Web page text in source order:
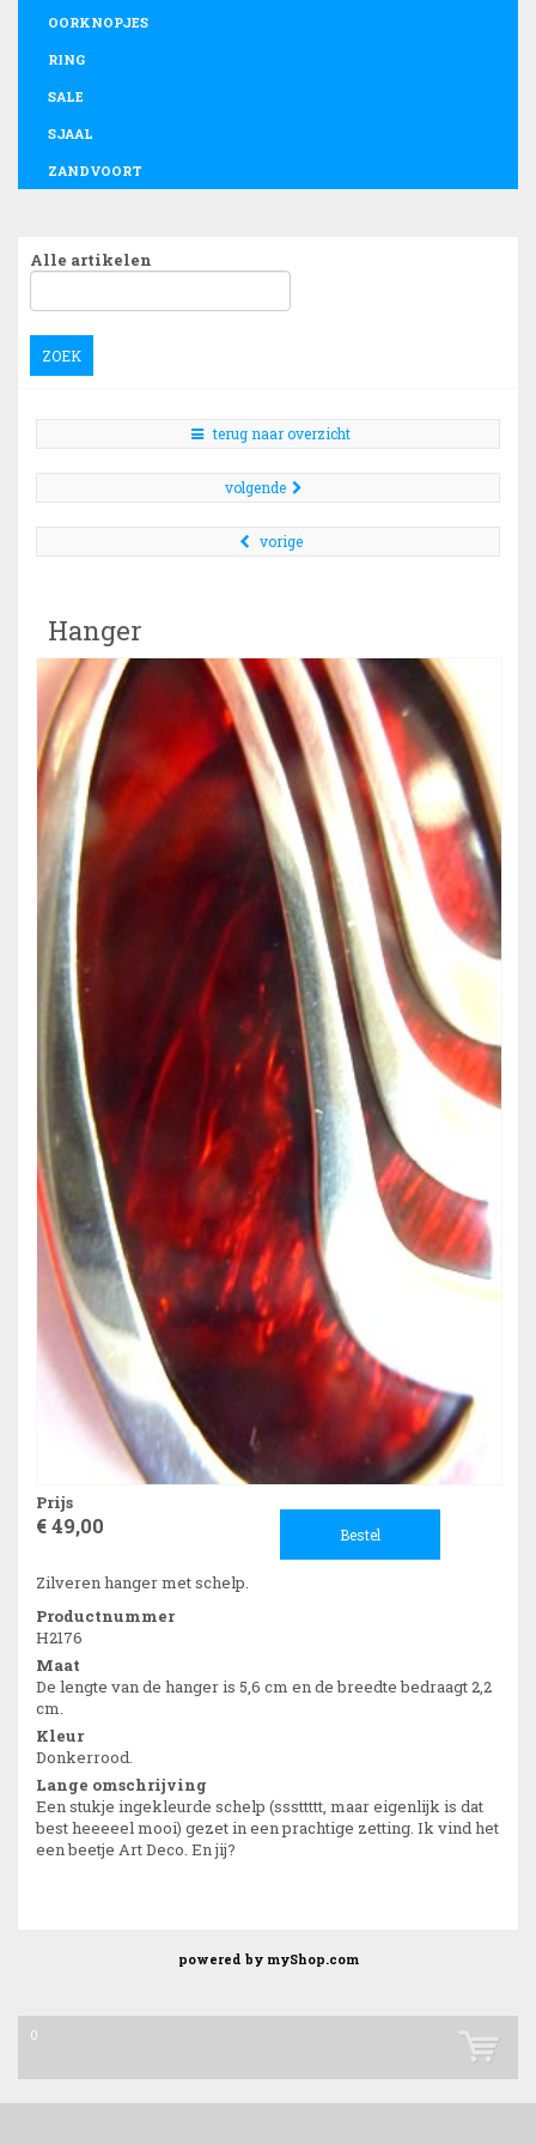
OORKNOPJES
RING
SALE
SJAAL
ZANDVOORT
Alle artikelen
ZOEK
terug naar overzicht
volgende
vorige
Hanger
Prijs
€ 49,00 Bestel
Zilveren hanger met schelp.
Productnummer
H2176
Maat
De lengte van de hanger is 5,6 cm en de breedte bedraagt 2,2
cm.
Kleur
Donkerrood.
Lange omschrijving
Een stukje ingekleurde schelp (sssttttt, maar eigenlijk is dat
best heeeeel mooi) gezet in een prachtige zetting. Ik vind het
een beetje Art Deco. En jij?
powered by myShop.com
0